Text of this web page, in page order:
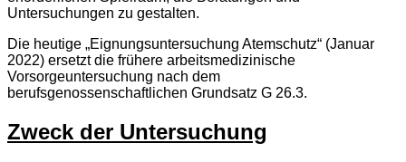
Untersuchungen zu gestalten.
Die heutige „Eignungsuntersuchung Atemschutz“ (Januar
2022) ersetzt die frühere arbeitsmedizinische
Vorsorgeuntersuchung nach dem
berufsgenossenschaftlichen Grundsatz G 26.3.
Zweck der Untersuchung